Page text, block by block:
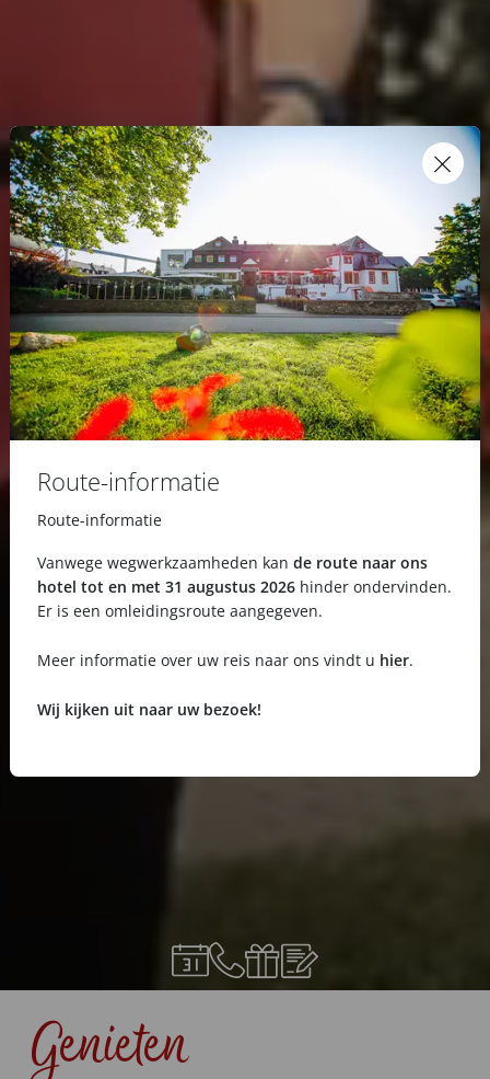
Genieten
Route-informatie
Route-informatie
Vanwege wegwerkzaamheden kan de route naar ons
hotel tot en met 31 augustus 2026hinder ondervinden.
Er is een omleidingsroute aangegeven.
Meer informatie over uw reis naar ons vindt u hier.
Wij kijken uit naar uw bezoek!